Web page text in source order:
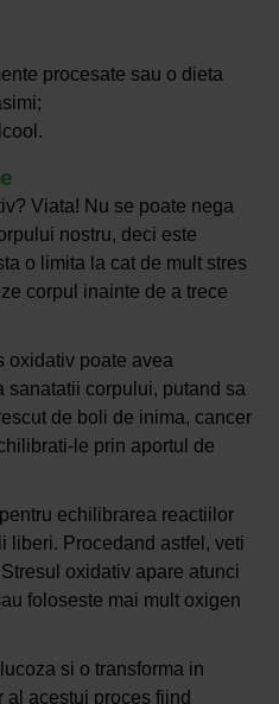
procesate sau o dieta
Viata! Nu se poate nega
nostru, deci este
o limita la cat de mult stres
corpul inainte de a trece
oxidativ poate avea
sanatatii corpului, putand sa
de boli de inima, cancer
le prin aportul de
echilibrarea reactiilor
liberi. Procedand astfel, veti
oxidativ apare atunci
foloseste mai mult oxigen
si o transforma in
acestui proces fiind